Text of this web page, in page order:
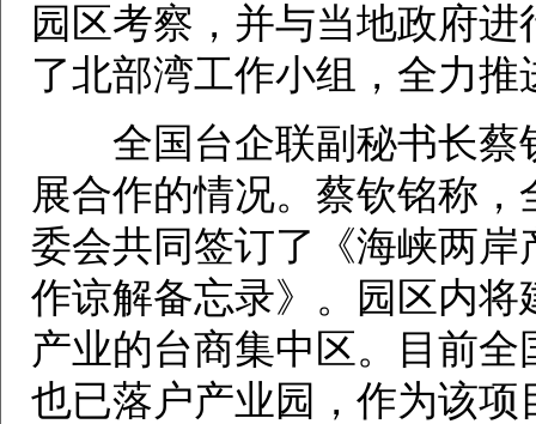
园区考察，并与当地政府
了北部湾工作小组，全力
全国台企联副秘书长蔡
展合作的情况。蔡钦铭称
委会共同签订了《海峡两
作谅解备忘录》。园区内
产业的台商集中区。目前
也已落户产业园，作为该